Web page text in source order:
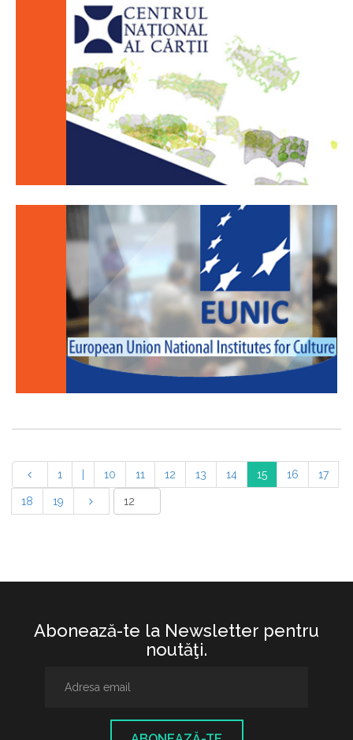
1 10 11 12 13 14 15 16 17
18 19
Abonează-te la Newsletter pentru
noutăţi.